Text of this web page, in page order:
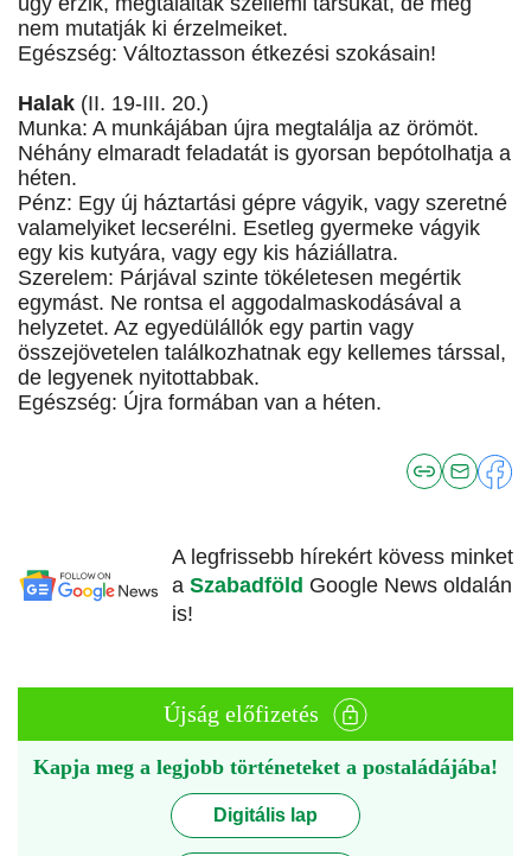
nem mutatják ki érzelmeiket.
Egészség: Változtasson étkezési szokásain!
Halak (II. 19-III. 20.)
Munka: A munkájában újra megtalálja az örömöt.
Néhány elmaradt feladatát is gyorsan bepótolhatja a
héten.
Pénz: Egy új háztartási gépre vágyik, vagy szeretné
valamelyiket lecserélni. Esetleg gyermeke vágyik
egy kis kutyára, vagy egy kis háziállatra.
Szerelem: Párjával szinte tökéletesen megértik
egymást. Ne rontsa el aggodalmaskodásával a
helyzetet. Az egyedülállók egy partin vagy
összejövetelen találkozhatnak egy kellemes társsal,
de legyenek nyitottabbak.
Egészség: Újra formában van a héten.
A legfrissebb hírekért kövess minket
a Szabadföld Google News oldalán
is!
Újság előfizetés
Kapja meg a legjobb történeteket a postaládájába!
Digitális lap